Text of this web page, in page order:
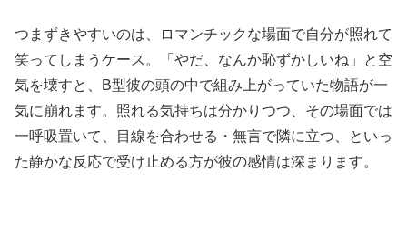
つまずきやすいのは、ロマンチックな場面で自分が照れて
笑ってしまうケース。「やだ、なんか恥ずかしいね」と空
気を壊すと、B型彼の頭の中で組み上がっていた物語が一
気に崩れます。照れる気持ちは分かりつつ、その場面では
一呼吸置いて、目線を合わせる・無言で隣に立つ、といっ
た静かな反応で受け止める方が彼の感情は深まります。